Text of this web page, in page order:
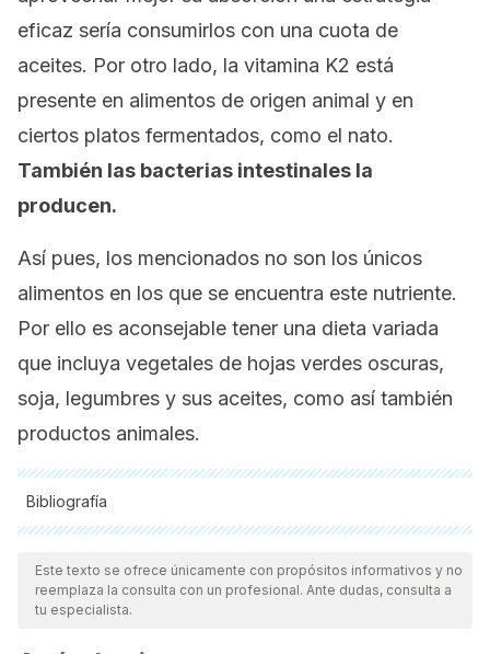
eficaz sería consumirlos con una cuota de
aceites. Por otro lado, la vitamina K2 está
presente en alimentos de origen animal y en
ciertos platos fermentados, como el nato.
También las bacterias intestinales la
producen.
Así pues, los mencionados no son los únicos
alimentos en los que se encuentra este nutriente.
Por ello es aconsejable tener una dieta variada
que incluya vegetales de hojas verdes oscuras,
soja, legumbres y sus aceites, como así también
productos animales.
Bibliografía
Todas las fuentes citadas fueron revisadas a profundidad por
nuestro equipo, para asegurar su calidad, confiabilidad,
vigencia y validez.La bibliografía de este artículo fue
Este texto se ofrece únicamente con propósitos informativos y no
reemplaza la consulta con un profesional. Ante dudas, consulta a
tu especialista.